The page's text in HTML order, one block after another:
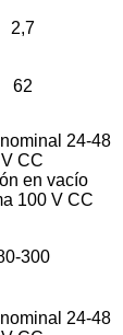
2,7
62
300
24-48
V CC
en vacío
100 V CC
24-48